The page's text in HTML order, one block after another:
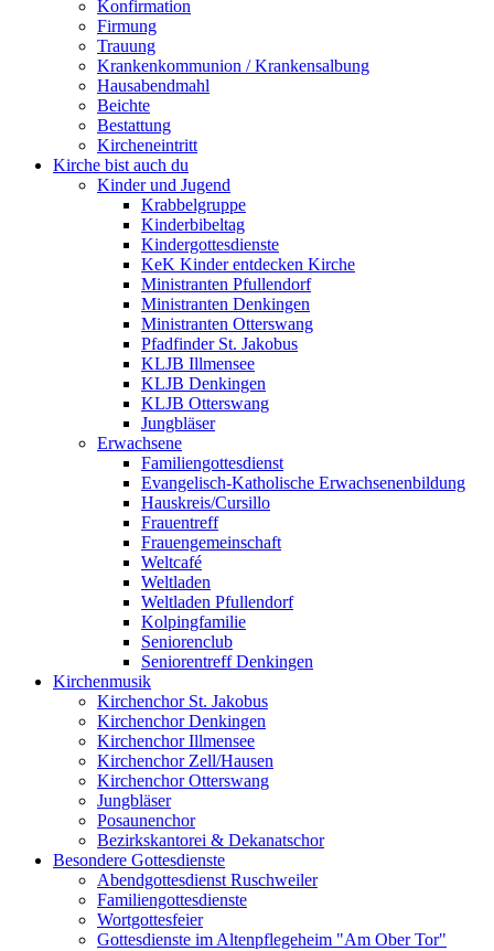
Konfirmation
Firmung
Trauung
Krankenkommunion / Krankensalbung
Hausabendmahl
Beichte
Bestattung
Kircheneintritt
Kirche bist auch du
Kinder und Jugend
Krabbelgruppe
Kinderbibeltag
Kindergottesdienste
KeK Kinder entdecken Kirche
Ministranten Pfullendorf
Ministranten Denkingen
Ministranten Otterswang
Pfadfinder St. Jakobus
KLJB Illmensee
KLJB Denkingen
KLJB Otterswang
Jungbläser
Erwachsene
Familiengottesdienst
Evangelisch-Katholische Erwachsenenbildung
Hauskreis/Cursillo
Frauentreff
Frauengemeinschaft
Weltcafé
Weltladen
Weltladen Pfullendorf
Kolpingfamilie
Seniorenclub
Seniorentreff Denkingen
Kirchenmusik
Kirchenchor St. Jakobus
Kirchenchor Denkingen
Kirchenchor Illmensee
Kirchenchor Zell/Hausen
Kirchenchor Otterswang
Jungbläser
Posaunenchor
Bezirkskantorei & Dekanatschor
Besondere Gottesdienste
Abendgottesdienst Ruschweiler
Familiengottesdienste
Wortgottesfeier
Gottesdienste im Altenpflegeheim "Am Ober Tor"